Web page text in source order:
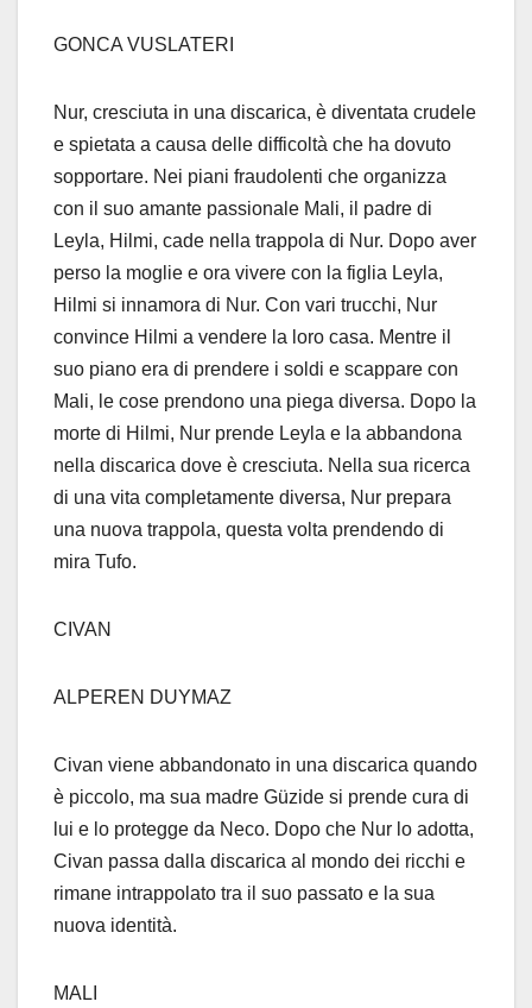
GONCA VUSLATERI
Nur, cresciuta in una discarica, è diventata crudele
e spietata a causa delle difficoltà che ha dovuto
sopportare. Nei piani fraudolenti che organizza
con il suo amante passionale Mali, il padre di
Leyla, Hilmi, cade nella trappola di Nur. Dopo aver
perso la moglie e ora vivere con la figlia Leyla,
Hilmi si innamora di Nur. Con vari trucchi, Nur
convince Hilmi a vendere la loro casa. Mentre il
suo piano era di prendere i soldi e scappare con
Mali, le cose prendono una piega diversa. Dopo la
morte di Hilmi, Nur prende Leyla e la abbandona
nella discarica dove è cresciuta. Nella sua ricerca
di una vita completamente diversa, Nur prepara
una nuova trappola, questa volta prendendo di
mira Tufo.
CIVAN
ALPEREN DUYMAZ
Civan viene abbandonato in una discarica quando
è piccolo, ma sua madre Güzide si prende cura di
lui e lo protegge da Neco. Dopo che Nur lo adotta,
Civan passa dalla discarica al mondo dei ricchi e
rimane intrappolato tra il suo passato e la sua
nuova identità.
MALI